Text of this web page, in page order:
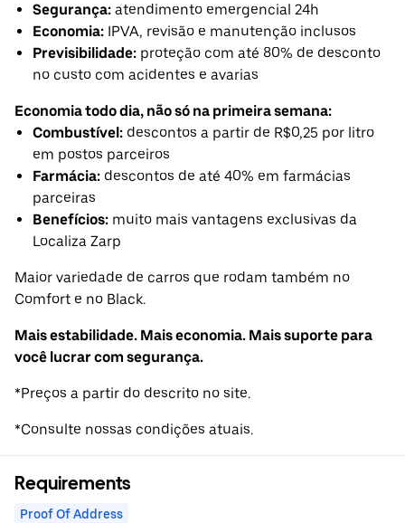
Segurança: atendimento emergencial 24h
Economia: IPVA, revisão e manutenção inclusos
Previsibilidade: proteção com até 80% de desconto
no custo com acidentes e avarias
Economia todo dia, não só na primeira semana:
Combustível: descontos a partir de R$0,25 por litro
em postos parceiros
Farmácia: descontos de até 40% em farmácias
parceiras
Benefícios: muito mais vantagens exclusivas da
Localiza Zarp
Maior variedade de carros que rodam também no
Comfort e no Black.
Mais estabilidade. Mais economia. Mais suporte para
você lucrar com segurança.
*Preços a partir do descrito no site.
*Consulte nossas condições atuais.
Requirements
Proof Of Address